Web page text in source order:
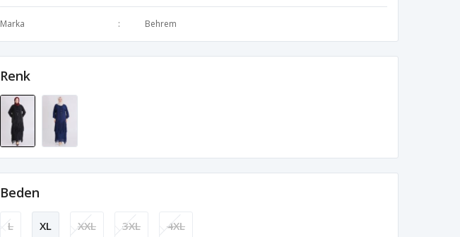
Marka Behrem
Renk
Beden
L XL XXL 3XL 4XL